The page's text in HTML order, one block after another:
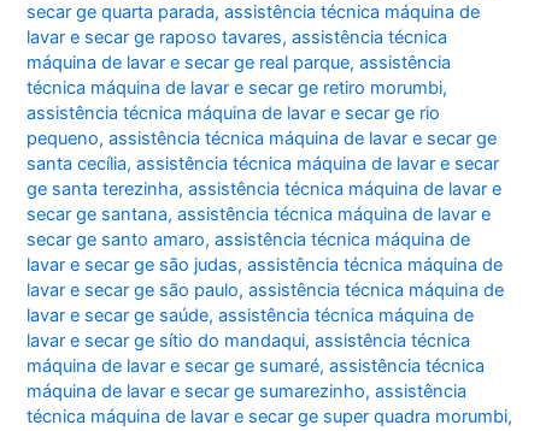
secar ge quarta parada,assistência técnica máquina de
lavar e secar ge raposo tavares,assistência técnica
máquina de lavar e secar ge real parque,assistência
técnica máquina de lavar e secar ge retiro morumbi,
assistência técnica máquina de lavar e secar ge rio
pequeno,assistência técnica máquina de lavar e secar ge
santa cecília,assistência técnica máquina de lavar e secar
ge santa terezinha,assistência técnica máquina de lavar e
secar ge santana,assistência técnica máquina de lavar e
secar ge santo amaro,assistência técnica máquina de
lavar e secar ge são judas,assistência técnica máquina de
lavar e secar ge são paulo,assistência técnica máquina de
lavar e secar ge saúde,assistência técnica máquina de
lavar e secar ge sítio do mandaqui,assistência técnica
máquina de lavar e secar ge sumaré,assistência técnica
máquina de lavar e secar ge sumarezinho,assistência
técnica máquina de lavar e secar ge super quadra morumbi,